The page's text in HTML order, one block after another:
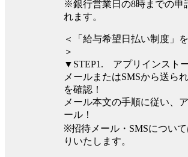
※銀行営業日の8時までの申
れます。
＜「給与希望日払い制度」
＞
▼STEP1. アプリインスト
メールまたはSMSから送ら
を確認！
メール本文の手順に従い、
ール！
※招待メール・SMSについ
りいたします。